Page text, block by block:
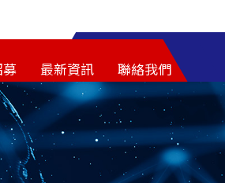
最新資訊 聯絡我們